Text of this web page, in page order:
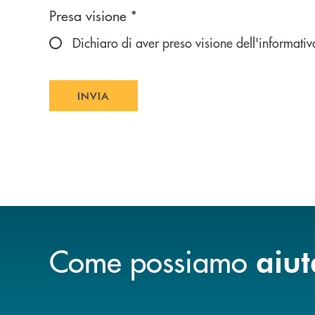
Scegliere un'opzione
Presa visione *
Dichiaro di aver preso visione
INVIA FORM
INVIA
Come possiamo